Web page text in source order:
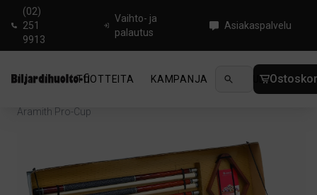
(02)
251
9913
Vaihto- ja
palautus
Asiakaspalvelu
TUOTTEITA KAMPANJA UUTUUDET
Tarvikepaketti /
Aramith Pro-Cup